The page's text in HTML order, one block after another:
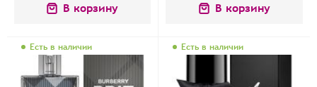
В корзину В корзину
Есть в наличии Есть в наличии